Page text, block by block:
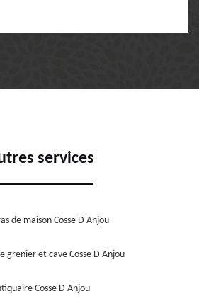
services
de maison Cosse D Anjou
grenier et cave Cosse D Anjou
Cosse D Anjou